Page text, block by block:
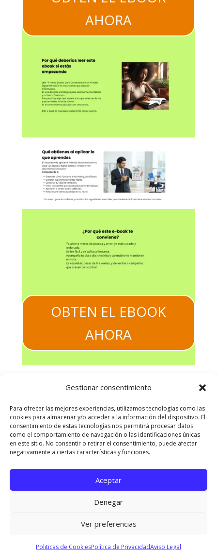
Gestionar consentimiento
Para ofrecer las mejores experiencias, utilizamos tecnologías como las
cookies para almacenar y/o acceder a la información del dispositivo. El
consentimiento de estas tecnologías nos permitirá procesar datos
como el comportamiento de navegación o las identificaciones únicas
en este sitio. No consentir o retirar el consentimiento, puede afectar
negativamente a ciertas características y funciones.
Aceptar
Denegar
Ver preferencias
Politicas de CookiesPolítica de PrivacidadAviso Legal
AHORA
OBTEN EL EBOOK
AHORA